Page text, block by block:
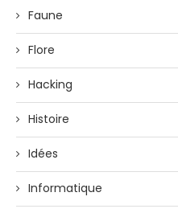
Faune
Flore
Hacking
Histoire
Idées
Informatique